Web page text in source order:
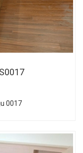
0017